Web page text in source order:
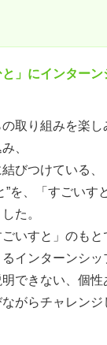
」にインター
取り組みを楽し
、
びつけている、
”を、「すごいす
た。
いすと」のも
インターンシッ
できない、個
がらチャレン